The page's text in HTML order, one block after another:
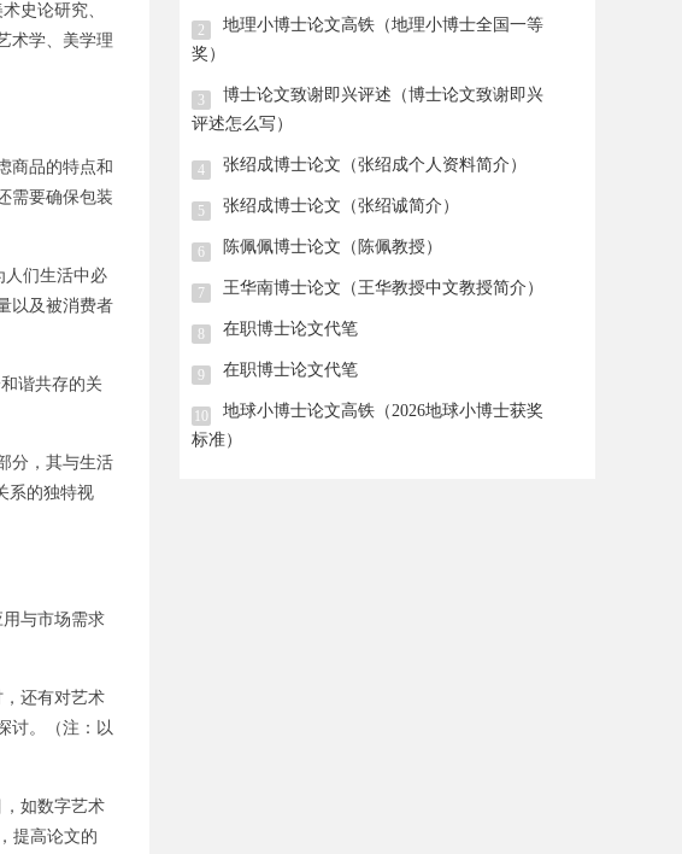
史论研究、
术学、美学理
商品的特点和
需要确保包装
人们生活中必
以及被消费者
谐共存的关
分，其与生活
系的独特视
与市场需求
还有对艺术
讨。（注：以
如数字艺术
提高论文的
2
地理小博士论文高铁（地理小博士全国一等
奖）
3
博士论文致谢即兴评述（博士论文致谢即兴
评述怎么写）
4 张绍成博士论文（张绍成个人资料简介）
5 张绍成博士论文（张绍诚简介）
6 陈佩佩博士论文（陈佩教授）
7 王华南博士论文（王华教授中文教授简介）
8 在职博士论文代笔
9 在职博士论文代笔
10
地球小博士论文高铁（2026地球小博士获奖
标准）